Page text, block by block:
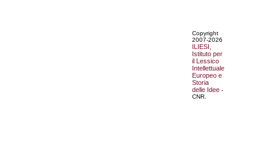
Copyright
2007-2026
ILIESI,
Istituto per
il Lessico
Intellettuale
Europeo e
Storia
delle Idee -
CNR.